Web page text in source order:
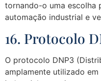
tornando-o uma escolha
automação industrial e
16. Protocolo
O protocolo DNP3
amplamente utilizado